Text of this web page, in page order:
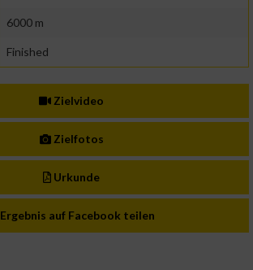
6000 m
Finished
Zielvideo
Zielfotos
Urkunde
Ergebnis auf Facebook teilen